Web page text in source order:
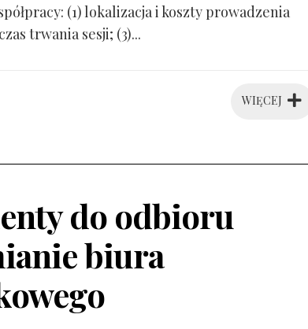
(1) lokalizacja i koszty prowadzenia
trwania sesji; (3)...
WIĘCEJ
do odbioru
biura